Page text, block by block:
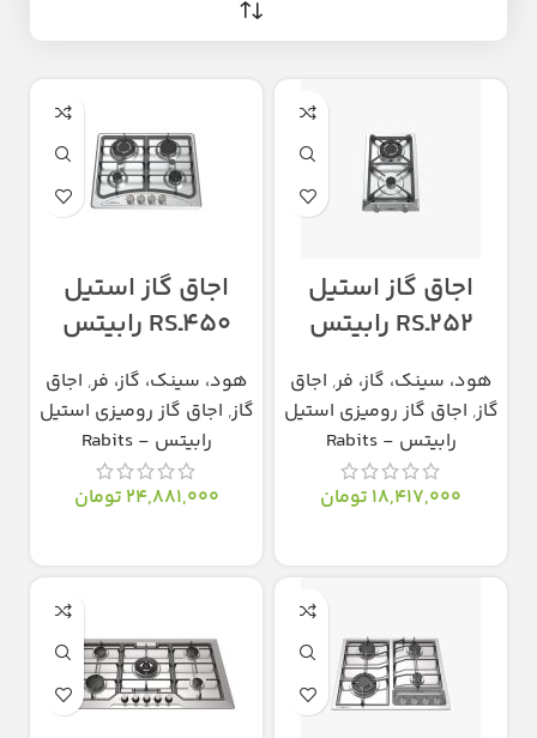
اجاق گاز استیل
252ـRS رابیتس
هود، سینک، گاز، فر, اجاق
گاز, اجاق گاز رومیزی استیل
رابیتس - Rabits
18,417,000 تومان
اجاق گاز استیل
450ـRS رابیتس
هود، سینک، گاز، فر, اجاق
گاز, اجاق گاز رومیزی استیل
رابیتس - Rabits
24,881,000 تومان